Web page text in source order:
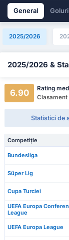
General
2025/2026
2025/2026 &
6.90
Rating
Statistici de
Competiție
Bundesliga
Süper Lig
Cupa Turciei
UEFA Europa
League
UEFA Europa League